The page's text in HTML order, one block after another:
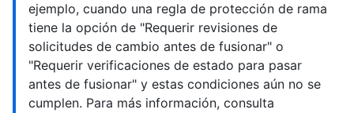
ejemplo, cuando una regla de protección de rama
tiene la opción de "Requerir revisiones de
solicitudes de cambio antes de fusionar" o
"Requerir verificaciones de estado para pasar
antes de fusionar" y estas condiciones aún no se
cumplen. Para más información, consulta